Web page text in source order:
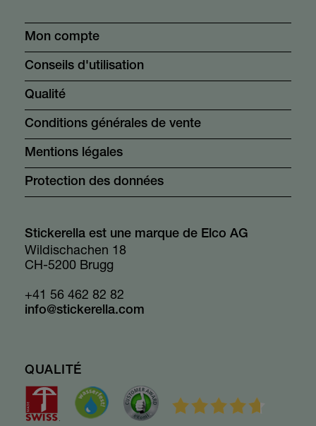
Mon compte
Conseils d'utilisation
Qualité
Conditions générales de vente
Mentions légales
Protection des données
Stickerella est une marque de Elco AG
Wildischachen 18
CH-5200 Brugg
+41 56 462 82 82
info@stickerella.com
QUALITÉ